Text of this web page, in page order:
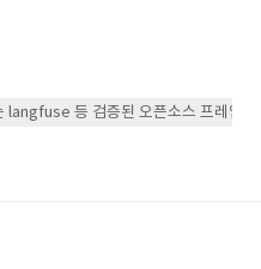
등 검증된 오픈소스 프레임워